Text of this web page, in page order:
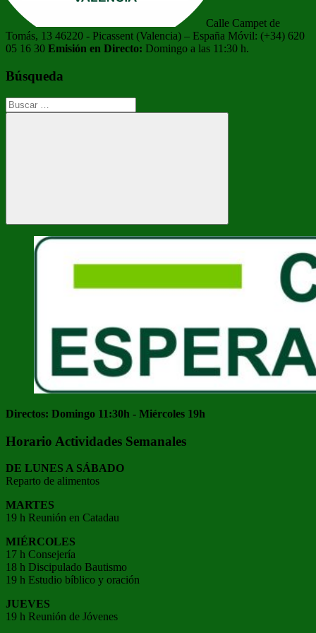
Calle Campet de
Tomás, 13 46220 - Picassent (Valencia) – España Móvil: (+34) 620
05 16 30 Emisión en Directo: Domingo a las 11:30 h.
Búsqueda
Buscar:
Buscar
Directos: Domingo 11:30h - Miércoles 19h
Horario Actividades Semanales
DE LUNES A SÁBADO
Reparto de alimentos
MARTES
19 h Reunión en Catadau
MIÉRCOLES
17 h Consejería
18 h Discipulado Bautismo
19 h Estudio bíblico y oración
JUEVES
19 h Reunión de Jóvenes